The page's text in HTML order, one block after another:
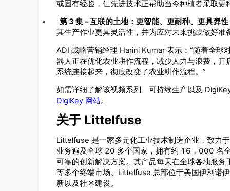
或固有经验，但先进技术正帮助当今种植者采取更
• 第 3 集–互联的土地：更智能、更耐种、更具弹性
其生产作业更具灵活性，并为应对未来挑战做好准
ADI 战略营销经理 Harini Kumar表示： “随着全球
器人正在优化农业耕作流程，减少人力与浪费，
系统连接起来，彻底改变了农业耕作流程。 ”
如需详细了解该视频系列、可持续生产以及
DigiKey 网站。
关于 Littelfuse
Littelfuse 是一家多元化工业技术制造企业，致力
业务遍及全球 20 多个国家，拥有约 16 ， 000 名
可靠的创新解决方案。其产品每天在全球各地服务
等多个终端市场。 Littelfuse 总部位于美国伊利诺
新以及社区建设。